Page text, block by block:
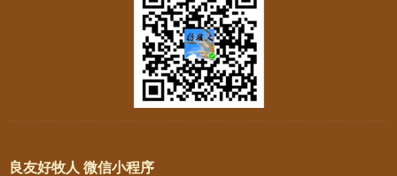
良友好牧人 微信小程序